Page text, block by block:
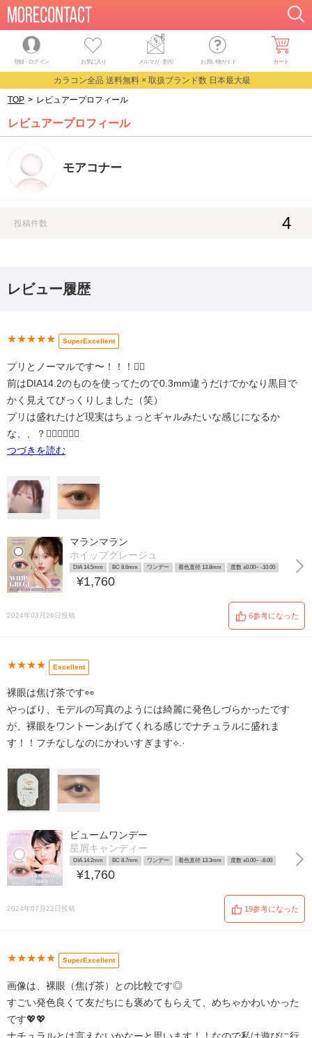
登録・ログイン お気に入り メルマガ・割引 お買い物ガイド カート
カラコン全品 送料無料 × 取扱ブランド数 日本最大級
TOP > レビュアープロフィール
レビュアープロフィール
モアコナー
投稿件数 4
レビュー履歴
★★★★★ SuperExcellent
プリとノーマルです〜！！！☝🏻
前はDIA14.2のものを使ってたので0.3mm違うだけでかなり黒目で
かく見えてびっくりしました（笑）
プリは盛れたけど現実はちょっとギャルみたいな感じになるか
な、、？👩🏻‍❤️‍💋‍👩🏼
つづきを読む
マランマラン
ホイップグレージュ
DIA 14.5mm BC 8.6mm ワンデー 着色直径 13.8mm 度数 ±0.00~ -10.00
¥1,760
2024年03月26日投稿 6参考になった
★★★★ Excellent
裸眼は焦げ茶です👀
やっぱり、モデルの写真のようには綺麗に発色しづらかったです
が、裸眼をワントーンあげてくれる感じでナチュラルに盛れま
す！！フチなしなのにかわいすぎます⟡.·
ビュームワンデー
星屑キャンディー
DIA 14.2mm BC 8.7mm ワンデー 着色直径 13.3mm 度数 ±0.00~ -8.00
¥1,760
2024年07月22日投稿 19参考になった
★★★★★ SuperExcellent
画像は、裸眼（焦げ茶）との比較です◎
すごい発色良くて友だちにも褒めてもらえて、めちゃかわいかった
です💖💖